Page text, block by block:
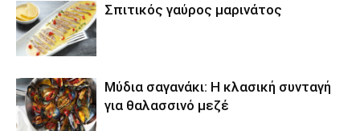
Σπιτικός γαύρος μαρινάτος
Μύδια σαγανάκι: Η κλασική συνταγή
για θαλασσινό μεζέ